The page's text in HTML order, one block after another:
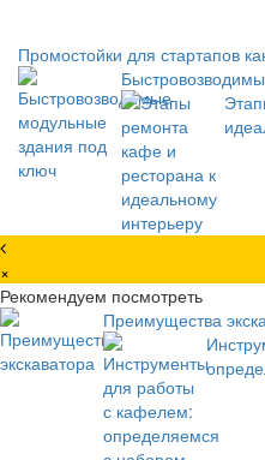
Промостойки для стартапов
×
Рекомендуем посмотреть
Преимущества